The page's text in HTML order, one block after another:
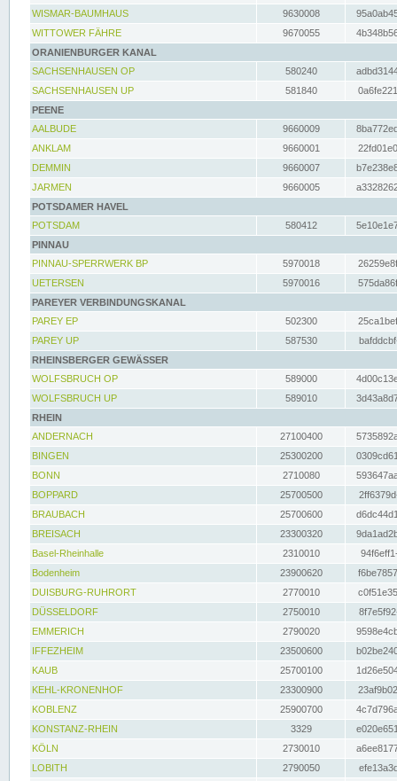
WISMAR-BAUMHAUS
9630008
WITTOWER FÄHRE
9670055
ORANIENBURGER KANAL
SACHSENHAUSEN OP
580240
SACHSENHAUSEN UP
581840
PEENE
AALBUDE
9660009
ANKLAM
9660001
DEMMIN
9660007
JARMEN
9660005
POTSDAMER HAVEL
POTSDAM
580412
PINNAU
PINNAU-SPERRWERK BP
5970018
UETERSEN
5970016
PAREYER VERBINDUNGSKANAL
PAREY EP
502300
PAREY UP
587530
RHEINSBERGER GEWÄSSER
WOLFSBRUCH OP
589000
WOLFSBRUCH UP
589010
RHEIN
ANDERNACH
27100400
BINGEN
25300200
BONN
2710080
BOPPARD
25700500
BRAUBACH
25700600
BREISACH
23300320
Basel-Rheinhalle
2310010
Bodenheim
23900620
DUISBURG-RUHRORT
2770010
DÜSSELDORF
2750010
EMMERICH
2790020
IFFEZHEIM
23500600
KAUB
25700100
KEHL-KRONENHOF
23300900
KOBLENZ
25900700
KONSTANZ-RHEIN
3329
KÖLN
2730010
LOBITH
2790050